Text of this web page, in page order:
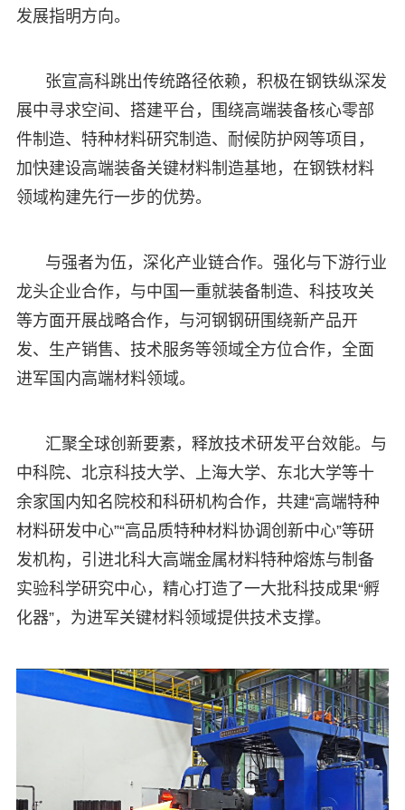
发展指明方向。
张宣高科跳出传统路径依赖，积极在钢铁纵深发
展中寻求空间、搭建平台，围绕高端装备核心零部
件制造、特种材料研究制造、耐候防护网等项目，
加快建设高端装备关键材料制造基地，在钢铁材料
领域构建先行一步的优势。
与强者为伍，深化产业链合作。强化与下游行业
龙头企业合作，与中国一重就装备制造、科技攻关
等方面开展战略合作，与河钢钢研围绕新产品开
发、生产销售、技术服务等领域全方位合作，全面
进军国内高端材料领域。
汇聚全球创新要素，释放技术研发平台效能。与
中科院、北京科技大学、上海大学、东北大学等十
余家国内知名院校和科研机构合作，共建“高端特种
材料研发中心”“高品质特种材料协调创新中心”等研
发机构，引进北科大高端金属材料特种熔炼与制备
实验科学研究中心，精心打造了一大批科技成果“孵
化器”，为进军关键材料领域提供技术支撑。